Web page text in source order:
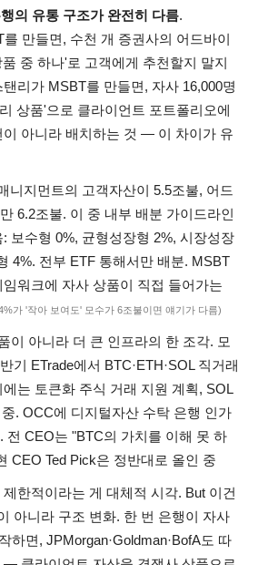
의 유통 구조가 완전히 다름.
만들면, 수천 개 증권사의 어드바이
중 하나'로 고객에게 추천할지 말지
리가 MSBT를 만들면, 자사 16,000명
상품'으로 클라이언트 포트폴리오에
이 아니라 배치하는 것 — 이 차이가 유
니지먼트의 고객자산이 5.5조불, 어드
6.2조불. 이 중 내부 배분 가이드라인
보수형 0%, 균형성장형 2%, 시장성장
4%. 전부 ETF 통해서만 배분. MSBT
워크에 자사 상품이 직접 들어가는
가 '작아 보여도' 모수가 6조불이면 얘기가 다름)
이 아니라 더 큰 인프라의 한 조각. 모
기 ETrade에서 BTC·ETH·SOL 직거래
는 토큰화 주식 거래 지원 계획, SOL
. OCC에 디지털자산 수탁 은행 인가
전 CEO는 "BTC의 가치를 이해 못 하
CEO Ted Pick은 정반대로 올인 중
한적이라는 게 대체적 시각. But 이건
아니라 구조 변화. 한 번 은행이 자사
하면, JPMorgan·Goldman·BofA도 따